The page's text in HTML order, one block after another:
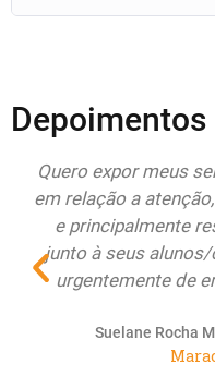
Depoimentos
Quero expor meus
em relação a
e principalmente
junto à seus
urgentemente de
Suelane Rocha